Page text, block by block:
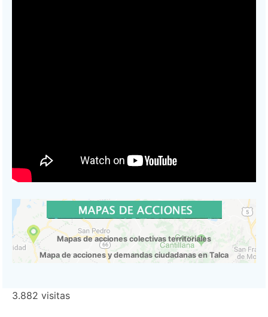
Mapas de acciones colectivas territoriales
Mapa de acciones y demandas ciudadanas en Talca
3.882 visitas